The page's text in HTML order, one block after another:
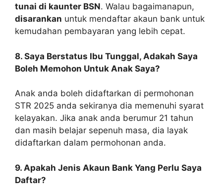
tunai di kaunter BSN. Walau bagaimanapun,
disarankan untuk mendaftar akaun bank untuk
kemudahan pembayaran yang lebih cepat.
8. Saya Berstatus Ibu Tunggal, Adakah Saya
Boleh Memohon Untuk Anak Saya?
Anak anda boleh didaftarkan di permohonan
STR 2025 anda sekiranya dia memenuhi syarat
kelayakan. Jika anak anda berumur 21 tahun
dan masih belajar sepenuh masa, dia layak
didaftarkan dalam permohonan anda.
9. Apakah Jenis Akaun Bank Yang Perlu Saya
Daftar?